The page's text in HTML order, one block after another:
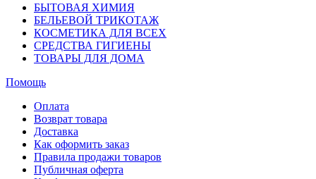
БЫТОВАЯ ХИМИЯ
БЕЛЬЕВОЙ ТРИКОТАЖ
КОСМЕТИКА ДЛЯ ВСЕХ
СРЕДСТВА ГИГИЕНЫ
ТОВАРЫ ДЛЯ ДОМА
Помощь
Оплата
Возврат товара
Доставка
Как оформить заказ
Правила продажи товаров
Публичная оферта